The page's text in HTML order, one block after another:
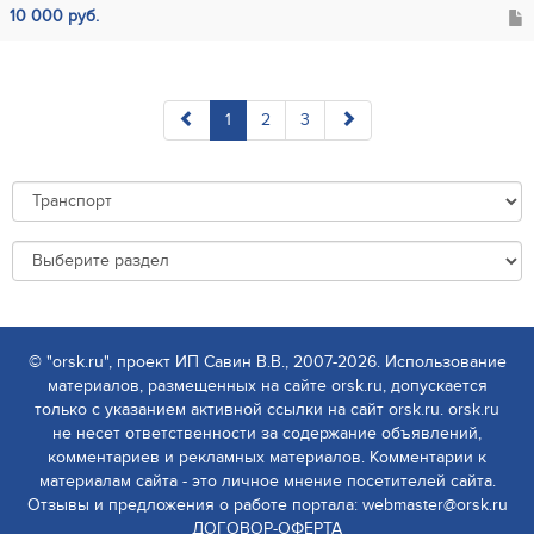
10 000 руб.
1 2 3
© "orsk.ru", проект ИП Савин В.В., 2007-2026. Использование
материалов, размещенных на сайте orsk.ru, допускается
только с указанием активной ссылки на сайт orsk.ru. orsk.ru
не несет ответственности за содержание объявлений,
комментариев и рекламных материалов. Комментарии к
материалам сайта - это личное мнение посетителей сайта.
Отзывы и предложения о работе портала: webmaster@orsk.ru
ДОГОВОР-ОФЕРТА